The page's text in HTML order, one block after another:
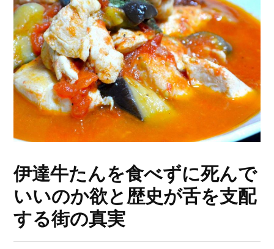
伊達牛たんを食べずに死んで
いいのか欲と歴史が舌を支配
する街の真実